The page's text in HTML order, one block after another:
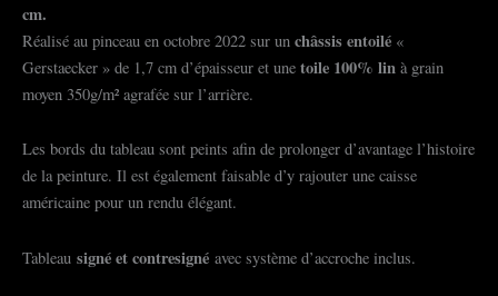
cm.
Réalisé au pinceau en octobre 2022 sur un châssis entoilé «
Gerstaecker » de 1,7 cm d’épaisseur et une toile 100% lin à grain
moyen 350g/m² agrafée sur l’arrière.
Les bords du tableau sont peints afin de prolonger d’avantage l’histoire
de la peinture. Il est également faisable d’y rajouter une caisse
américaine pour un rendu élégant.
Tableau signé et contresigné avec système d’accroche inclus.